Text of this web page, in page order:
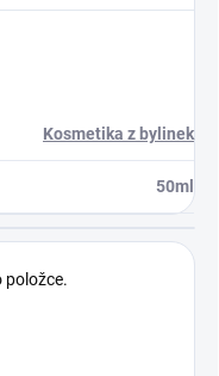
Kosmetika z bylinek
50ml
položce.